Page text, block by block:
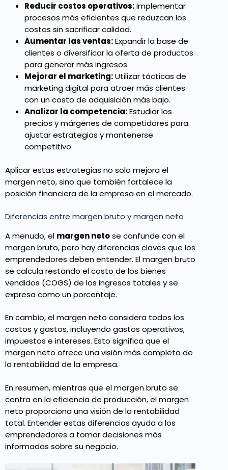
Reducir costos operativos:Implementar
procesos más eficientes que reduzcan los
costos sin sacrificar calidad.
Aumentar las ventas:Expandir la base de
clientes o diversificar la oferta de productos
para generar más ingresos.
Mejorar el marketing:Utilizar tácticas de
marketing digital para atraer más clientes
con un costo de adquisición más bajo.
Analizar la competencia:Estudiar los
precios y márgenes de competidores para
ajustar estrategias y mantenerse
competitivo.
Aplicar estas estrategias no solo mejora el
margen neto, sino que también fortalece la
posición financiera de la empresa en el mercado.
Diferencias entre margen bruto y margen neto
A menudo, el margen netose confunde con el
margen bruto, pero hay diferencias claves que los
emprendedores deben entender. El margen bruto
se calcula restando el costo de los bienes
vendidos (COGS) de los ingresos totales y se
expresa como un porcentaje.
En cambio, el margen neto considera todos los
costos y gastos, incluyendo gastos operativos,
impuestos e intereses. Esto significa que el
margen neto ofrece una visión más completa de
la rentabilidad de la empresa.
En resumen, mientras que el margen bruto se
centra en la eficiencia de producción, el margen
neto proporciona una visión de la rentabilidad
total. Entender estas diferencias ayuda a los
emprendedores a tomar decisiones más
informadas sobre su negocio.